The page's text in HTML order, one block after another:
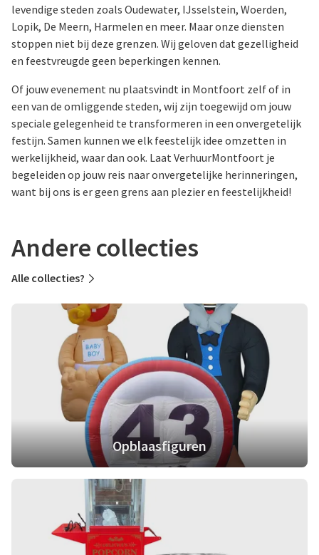
levendige steden zoals Oudewater, IJsselstein, Woerden,
Lopik, De Meern, Harmelen en meer. Maar onze diensten
stoppen niet bij deze grenzen. Wij geloven dat gezelligheid
en feestvreugde geen beperkingen kennen.
Of jouw evenement nu plaatsvindt in Montfoort zelf of in
een van de omliggende steden, wij zijn toegewijd om jouw
speciale gelegenheid te transformeren in een onvergetelijk
festijn. Samen kunnen we elk feestelijk idee omzetten in
werkelijkheid, waar dan ook. Laat VerhuurMontfoort je
begeleiden op jouw reis naar onvergetelijke herinneringen,
want bij ons is er geen grens aan plezier en feestelijkheid!
Andere collecties
Alle collecties?
Opblaasfiguren